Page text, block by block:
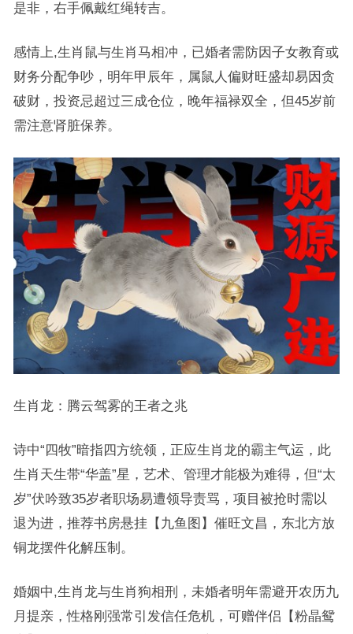
是非，右手佩戴红绳转吉。
感情上,生肖鼠与生肖马相冲，已婚者需防因子女教育或
财务分配争吵，明年甲辰年，属鼠人偏财旺盛却易因贪
破财，投资忌超过三成仓位，晚年福禄双全，但45岁前
需注意肾脏保养。
生肖龙：腾云驾雾的王者之兆
诗中“四牧”暗指四方统领，正应生肖龙的霸主气运，此
生肖天生带“华盖”星，艺术、管理才能极为难得，但“太
岁”伏吟致35岁者职场易遭领导责骂，项目被抢时需以
退为进，推荐书房悬挂【九鱼图】催旺文昌，东北方放
铜龙摆件化解压制。
婚姻中,生肖龙与生肖狗相刑，未婚者明年需避开农历九
月提亲，性格刚强常引发信任危机，可赠伴侣【粉晶鸳